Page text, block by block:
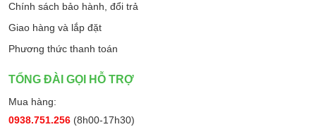
Chính sách bảo hành, đổi trả
Giao hàng và lắp đặt
Phương thức thanh toán
TỔNG ĐÀI GỌI HỖ TRỢ
Mua hàng:
0938.751.256 (8h00-17h30)